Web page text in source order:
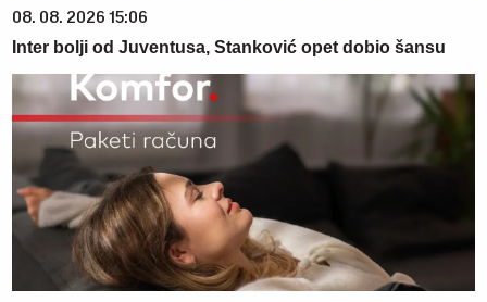
08. 08. 2026 15:06
Inter bolji od Juventusa, Stanković opet dobio šansu